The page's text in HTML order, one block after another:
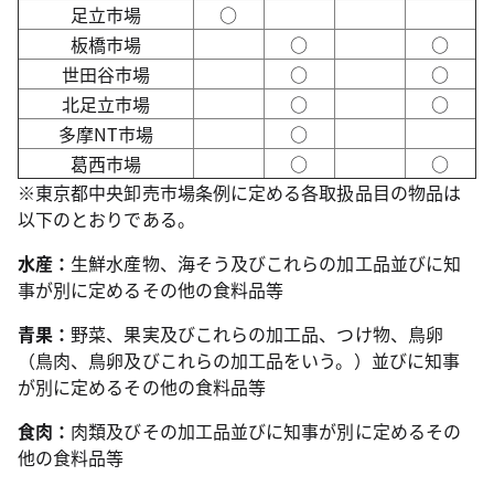
足立市場
○
板橋市場
○
○
世田谷市場
○
○
北足立市場
○
○
多摩NT市場
○
葛西市場
○
○
※東京都中央卸売市場条例に定める各取扱品目の物品は
以下のとおりである。
水産： 生鮮水産物、海そう及びこれらの加工品並びに知
事が別に定めるその他の食料品等
青果： 野菜、果実及びこれらの加工品、つけ物、鳥卵
（鳥肉、鳥卵及びこれらの加工品をいう。）並びに知事
が別に定めるその他の食料品等
食肉： 肉類及びその加工品並びに知事が別に定めるその
他の食料品等